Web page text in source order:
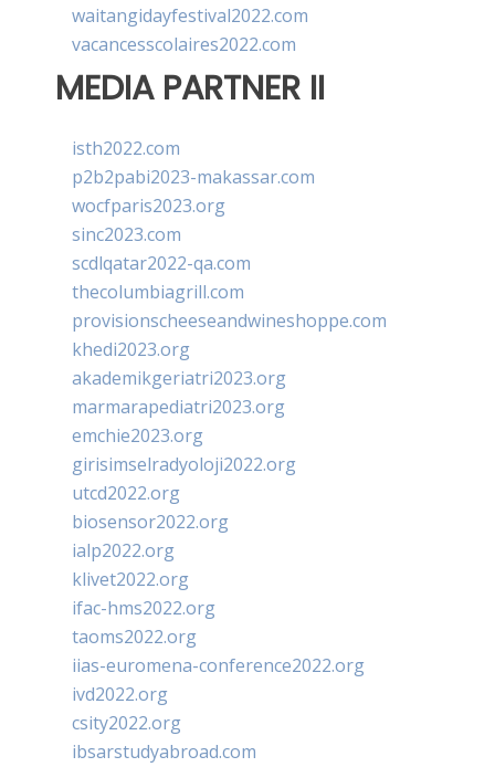
waitangidayfestival2022.com
vacancesscolaires2022.com
MEDIA PARTNER II
isth2022.com
p2b2pabi2023-makassar.com
wocfparis2023.org
sinc2023.com
scdlqatar2022-qa.com
thecolumbiagrill.com
provisionscheeseandwineshoppe.com
khedi2023.org
akademikgeriatri2023.org
marmarapediatri2023.org
emchie2023.org
girisimselradyoloji2022.org
utcd2022.org
biosensor2022.org
ialp2022.org
klivet2022.org
ifac-hms2022.org
taoms2022.org
iias-euromena-conference2022.org
ivd2022.org
csity2022.org
ibsarstudyabroad.com